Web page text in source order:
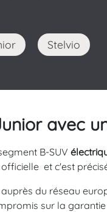
Stelvio
avec
B-SUV
et c'est
du réseau
sur la